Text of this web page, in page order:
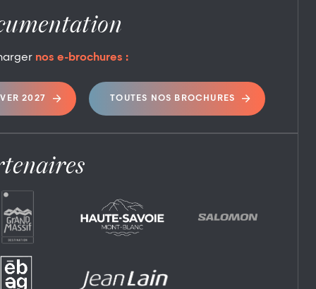
nos e-brochures :
2027 TOUTES NOS BROCHURES